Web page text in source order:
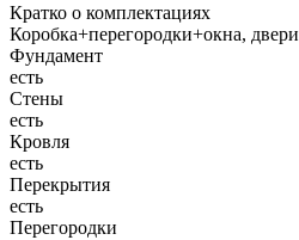
Кратко о комплектациях
Коробка+перегородки+окна, двери
Фундамент
есть
Стены
есть
Кровля
есть
Перекрытия
есть
Перегородки